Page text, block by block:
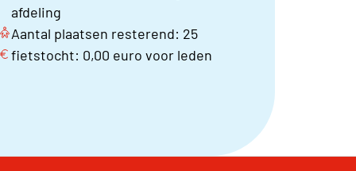
afdeling
Aantal plaatsen resterend: 25
fietstocht: 0,00 euro voor leden